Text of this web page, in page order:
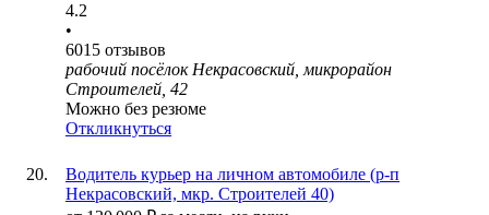
4.2
•
6015 отзывов
рабочий посёлок Некрасовский, микрорайон
Строителей, 42
Можно без резюме
Откликнуться
Водитель курьер на личном автомобиле (р-п
Некрасовский, мкр. Строителей 40)